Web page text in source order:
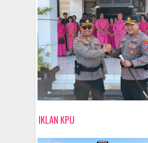
IKLAN KPU